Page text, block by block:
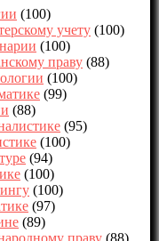
(100)
учету (100)
(100)
праву (88)
(100)
(99)
(88)
(95)
(100)
(94)
(100)
(100)
(97)
(89)